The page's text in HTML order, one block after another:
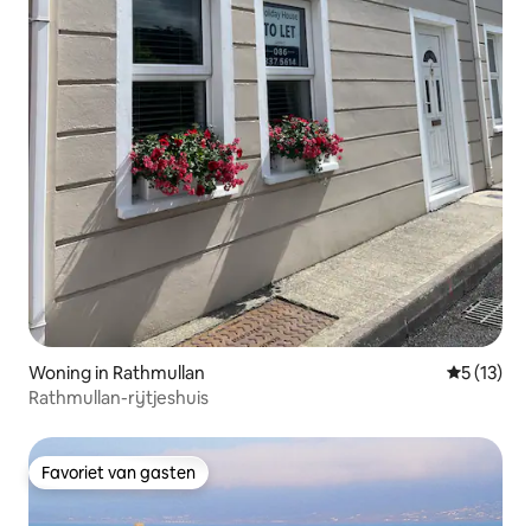
Woning in Rathmullan
5 (13)
Rathmullan-rijtjeshuis
Favoriet van gasten
Favoriet van gasten